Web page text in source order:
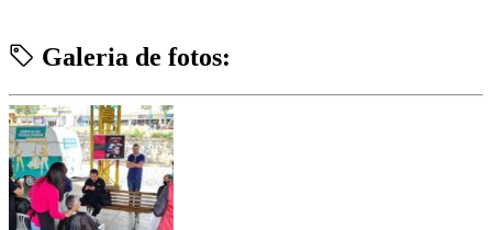
Galeria de fotos: